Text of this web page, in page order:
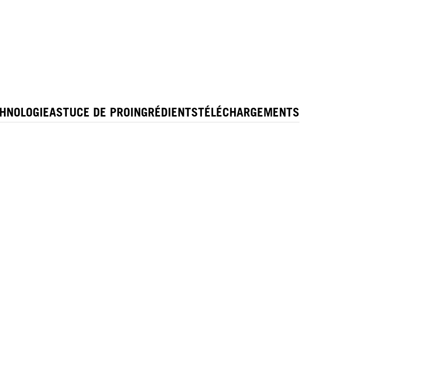
ASTUCE DE PROINGRÉDIENTSTÉLÉCHARGEMENTS